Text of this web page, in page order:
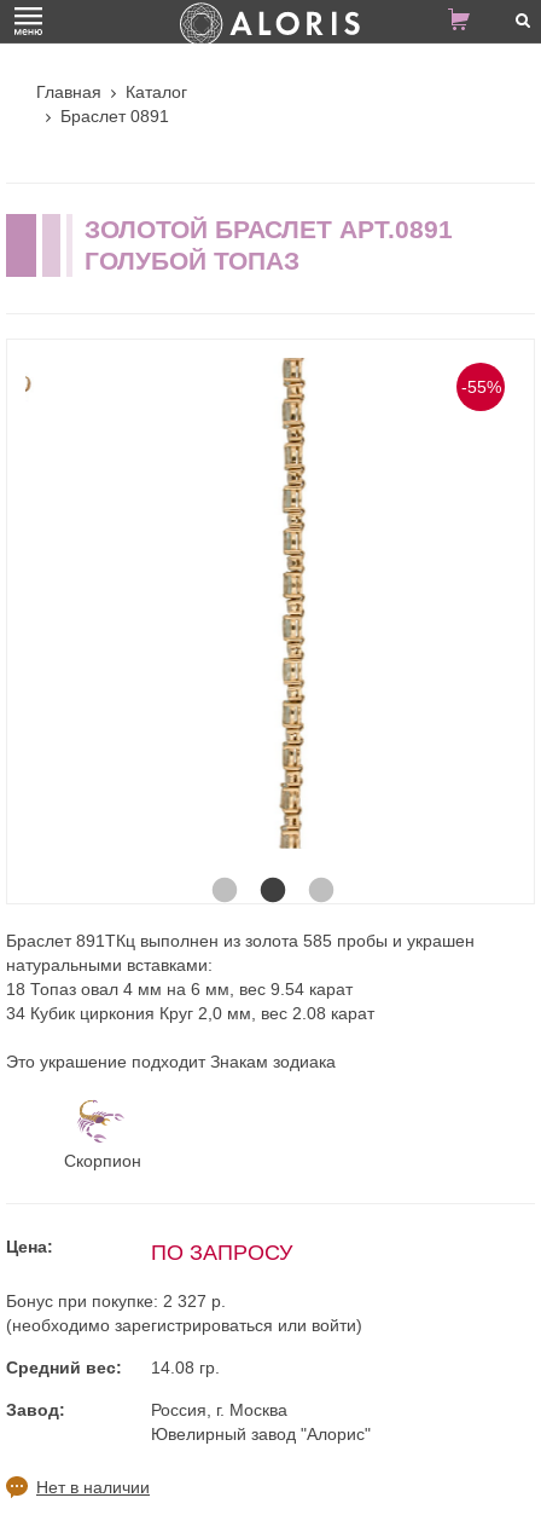
Главная
Каталог
Браслет 0891
ЗОЛОТОЙ БРАСЛЕТ АРТ.0891
ГОЛУБОЙ ТОПАЗ
-55%
Браслет 891ТКц выполнен из золота 585 пробы и украшен
натуральными вставками:
18 Топаз овал 4 мм на 6 мм, вес 9.54 карат
34 Кубик циркония Круг 2,0 мм, вес 2.08 карат
Это украшение подходит Знакам зодиака
Скорпион
Цена: ПО ЗАПРОСУ
Бонус при покупке: 2 327 р.
(необходимо зарегистрироваться или войти)
Средний вес: 14.08 гр.
Завод:
Россия, г. Москва
Ювелирный завод "Алорис"
Нет в наличии